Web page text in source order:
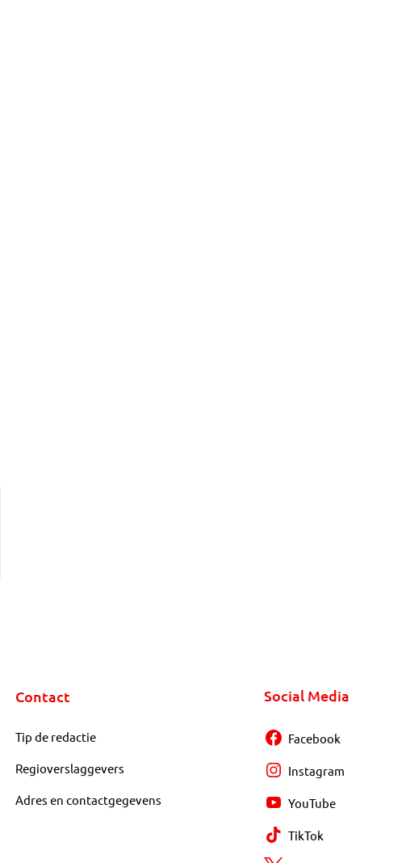
Contact
Tip de redactie
Regioverslaggevers
Adres en contactgegevens
Social Media
Facebook
Instagram
YouTube
TikTok